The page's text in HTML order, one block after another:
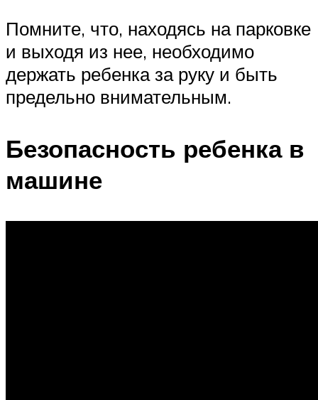
Помните, что, находясь на парковке
и выходя из нее, необходимо
держать ребенка за руку и быть
предельно внимательным.
Безопасность ребенка в
машине